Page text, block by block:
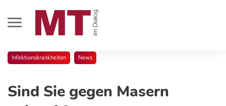
Infektionskrankheiten News
Sind Sie gegen Masern